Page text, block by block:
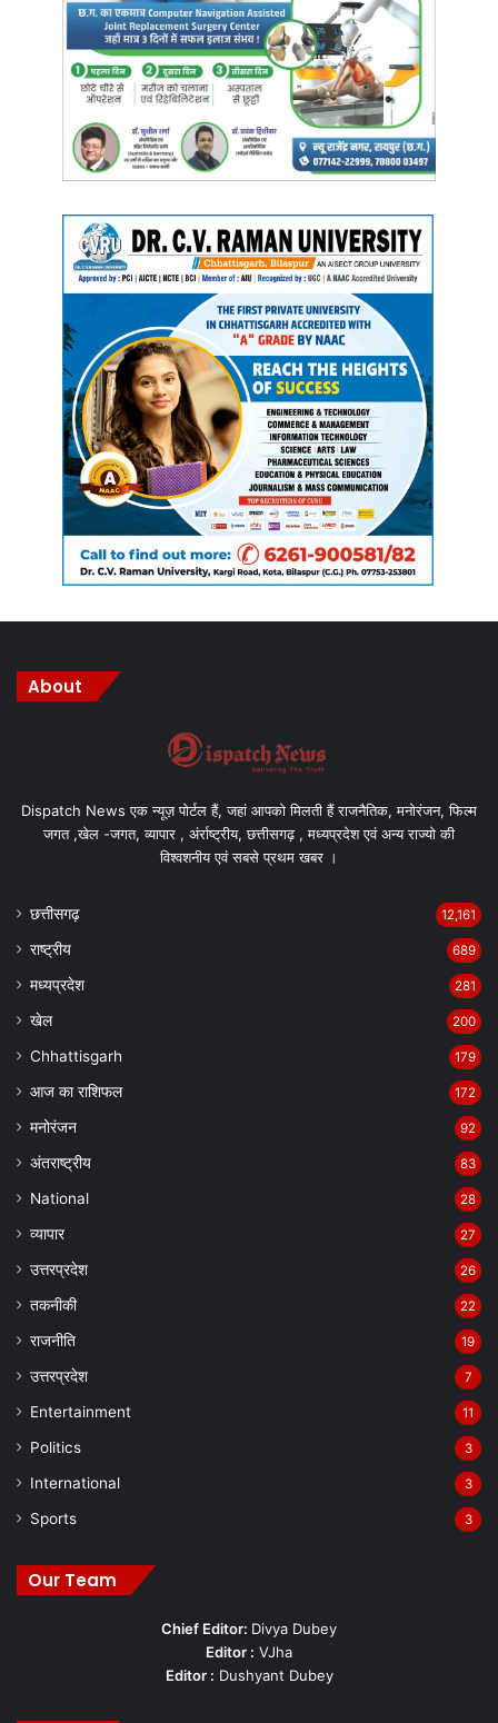
About
Dispatch News एक न्यूज़ पोर्टल हैं, जहां आपको मिलती हैं राजनैतिक, मनोरंजन, फिल्म
जगत ,खेल -जगत, व्यापार , अंर्राष्ट्रीय, छत्तीसगढ़ , मध्यप्रदेश एवं अन्य राज्यो की
विश्वशनीय एवं सबसे प्रथम खबर ।
छत्तीसगढ़ 12,161
राष्ट्रीय 689
मध्यप्रदेश 281
खेल 200
Chhattisgarh 179
आज का राशिफल 172
मनोरंजन 92
अंतराष्ट्रीय 83
National 28
व्यापार 27
उत्तरप्रदेश 26
तकनीकी 22
राजनीति 19
उत्तरप्रदेश 7
Entertainment 11
Politics 3
International 3
Sports 3
Our Team
Chief Editor: Divya Dubey
Editor : VJha
Editor : Dushyant Dubey